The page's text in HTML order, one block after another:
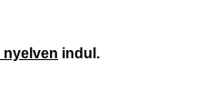
nyelven indul.